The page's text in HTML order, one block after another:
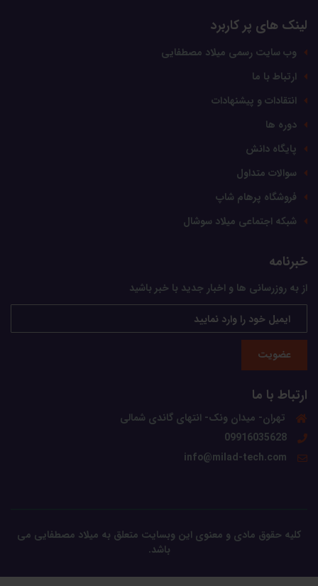
لینک های پر کاربرد
وب سایت رسمی میلاد مصطفایی
ارتباط با ما
انتقادات و پیشنهادات
دوره ها
پایگاه دانش
سوالات متداول
فروشگاه پرهام شاپ
شبکه اجتماعی میلاد سوشال
خبرنامه
از به روزرسانی ها و اخبار جدید با خبر باشید
عضویت
ارتباط با ما
تهران- میدان ونک- انتهای گاندی شمالی
09916035628
info@milad-tech.com
کلیه حقوق مادی و معنوی این وبسایت متعلق به میلاد مصطفایی می
باشد.